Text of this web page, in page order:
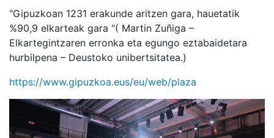
"Gipuzkoan 1231 erakunde aritzen gara, hauetatik
%90,9 elkarteak gara "( Martin Zuñiga –
Elkartegintzaren erronka eta egungo eztabaidetara
hurbilpena – Deustoko unibertsitatea.)
https://www.gipuzkoa.eus/eu/web/plaza